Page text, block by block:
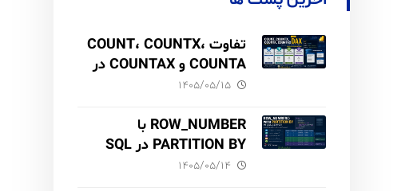
تفاوت COUNT، COUNTX،
COUNTA و COUNTAX در
DAX۱۴۰۵/۰۵/۱۵
ROW_NUMBER با
PARTITION BY در SQL
Server آموزش کامل با مثال۱۴۰۵/۰۵/۱۴